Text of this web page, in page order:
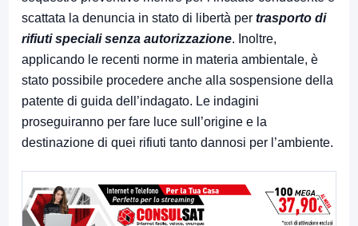
scattata la denuncia in stato di libertà per trasporto di
rifiuti speciali senza autorizzazione. Inoltre,
applicando le recenti norme in materia ambientale, è
stato possibile procedere anche alla sospensione della
patente di guida dell’indagato. Le indagini
proseguiranno per fare luce sull’origine e la
destinazione di quei rifiuti tanto dannosi per l’ambiente.